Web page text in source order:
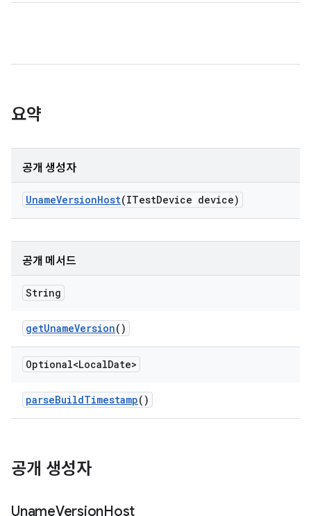
요약
공개 생성자
UnameVersionHost(ITestDevice device)
공개 메서드
String
getUnameVersion()
Optional<LocalDate>
parseBuildTimestamp()
공개 생성자
UnameVersionHost